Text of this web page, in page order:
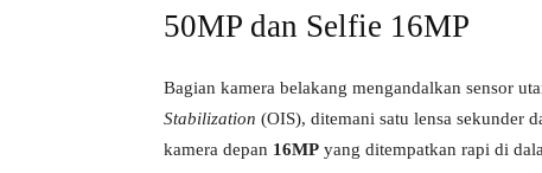
50MP dan Selfie 16MP
Bagian kamera belakang mengandalkan sensor
Stabilization (OIS), ditemani satu lensa sekunder
kamera depan 16MP yang ditempatkan rapi di